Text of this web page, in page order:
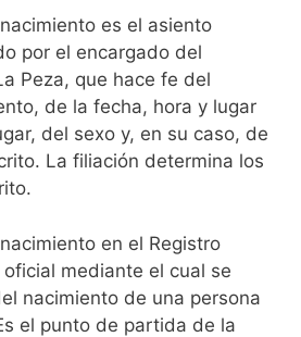
es el asiento
por el encargado del
Peza, que hace fe del
de la fecha, hora y lugar
del sexo y, en su caso, de
La filiación determina los
en el Registro
mediante el cual se
nacimiento de una persona
el punto de partida de la